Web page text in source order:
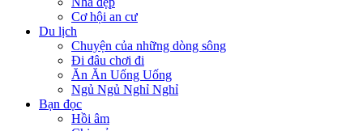
Cơ hội an cư
Du lịch
Chuyện của những dòng sông
Đi đâu chơi đi
Ăn Ăn Uống Uống
Ngủ Ngủ Nghỉ Nghỉ
Bạn đọc
Hồi âm